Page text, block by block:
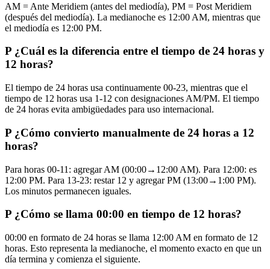
AM = Ante Meridiem (antes del mediodía), PM = Post Meridiem
(después del mediodía). La medianoche es 12:00 AM, mientras que
el mediodía es 12:00 PM.
P ¿Cuál es la diferencia entre el tiempo de 24 horas y
12 horas?
El tiempo de 24 horas usa continuamente 00-23, mientras que el
tiempo de 12 horas usa 1-12 con designaciones AM/PM. El tiempo
de 24 horas evita ambigüedades para uso internacional.
P ¿Cómo convierto manualmente de 24 horas a 12
horas?
Para horas 00-11: agregar AM (00:00→12:00 AM). Para 12:00: es
12:00 PM. Para 13-23: restar 12 y agregar PM (13:00→1:00 PM).
Los minutos permanecen iguales.
P ¿Cómo se llama 00:00 en tiempo de 12 horas?
00:00 en formato de 24 horas se llama 12:00 AM en formato de 12
horas. Esto representa la medianoche, el momento exacto en que un
día termina y comienza el siguiente.